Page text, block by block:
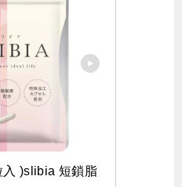
入 )slibia 短鎖脂